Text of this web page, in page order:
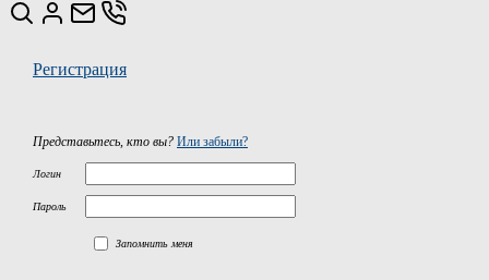
Регистрация
Представьтесь, кто вы? Или забыли?
Логин
Пароль
Запомнить меня